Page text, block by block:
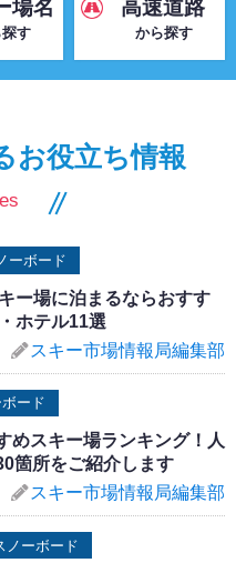
場名
す
高速道路
から探す
お役立ち情報
ーボード
ー場に泊まるならおすす
ホテル11選
スキー市場情報局編集部
ード
めスキー場ランキング！人
箇所をご紹介します
スキー市場情報局編集部
ノーボード